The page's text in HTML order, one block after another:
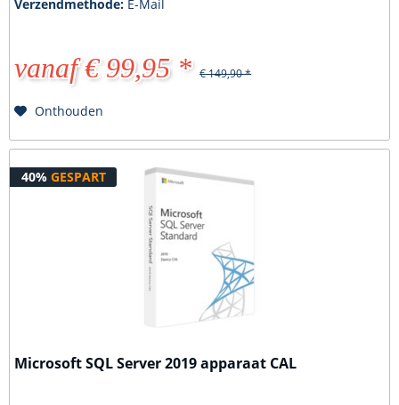
Verzendmethode: E-Mail
vanaf € 99,95 * € 149,90 *
Onthouden
40% GESPART
Microsoft SQL Server 2019 apparaat CAL